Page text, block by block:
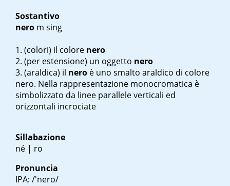
Sostantivo
nero m sing
(colori) il colore nero
(per estensione) un oggetto nero
(araldica) il nero è uno smalto araldico di colore
nero. Nella rappresentazione monocromatica è
simbolizzato da linee parallele verticali ed
orizzontali incrociate
Sillabazione
né | ro
Pronuncia
IPA: /'nero/